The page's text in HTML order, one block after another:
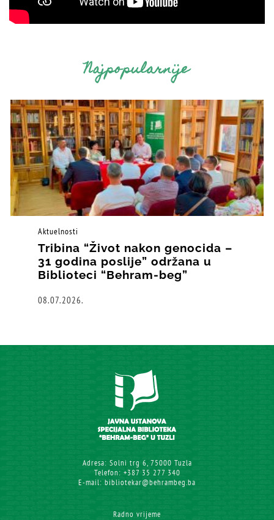
Najpopularnije
Aktuelnosti
Tribina “Život nakon genocida –
31 godina poslije” održana u
Biblioteci “Behram-beg”
08.07.2026.
Adresa: Solni trg 6, 75000 Tuzla
Telefon: +387 35 277 340
E-mail: bibliotekar@behrambeg.ba
Radno vrijeme